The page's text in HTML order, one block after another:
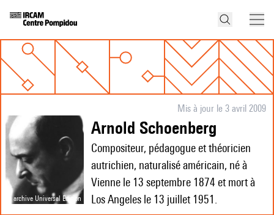
© archive Universal Edition
Mis à jour le 3 avril 2009
Arnold Schoenberg
Compositeur, pédagogue et théoricien
autrichien, naturalisé américain, né à
Vienne le 13 septembre 1874 et mort à
Los Angeles le 13 juillet 1951.